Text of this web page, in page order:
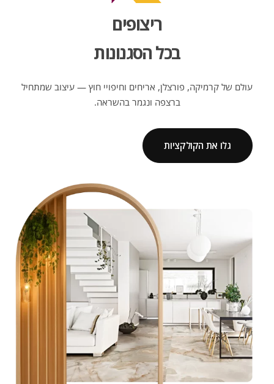
ריצופים
בכל הסגנונות
עולם של קרמיקה, פורצלן, אריחים וחיפויי חוץ — עיצוב שמתחיל
ברצפה ונגמר בהשראה.
גלו את הקולקציות